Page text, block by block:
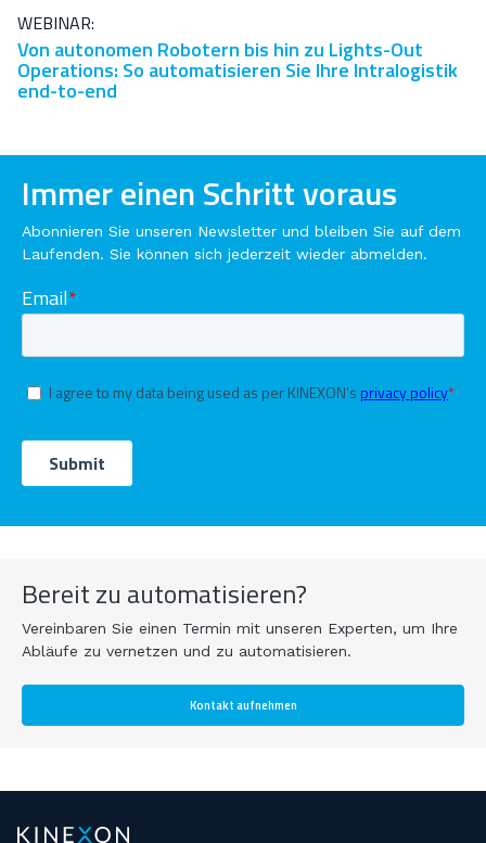
WEBINAR:
Von autonomen Robotern bis hin zu Lights-Out
Operations: So automatisieren Sie Ihre Intralogistik
end-to-end
Immer einen Schritt voraus
Abonnieren Sie unseren Newsletter und bleiben Sie auf dem
Laufenden. Sie können sich jederzeit wieder abmelden.
Bereit zu automatisieren?
Vereinbaren Sie einen Termin mit unseren Experten, um Ihre
Abläufe zu vernetzen und zu automatisieren.
Kontakt aufnehmen